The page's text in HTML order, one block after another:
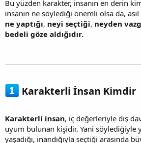
Bu yüzden karakter, insanın en derin
insanın ne söylediği önemli olsa da,
ne yaptığı, neyi seçtiği, neyden
bedeli göze aldığıdır.
Karakterli İnsan Kimdir
Karakterli insan, iç değerleriyle dış
uyum bulunan kişidir. Yani söylediğiyle
yaşadığı, inandığıyla seçtiği arasında